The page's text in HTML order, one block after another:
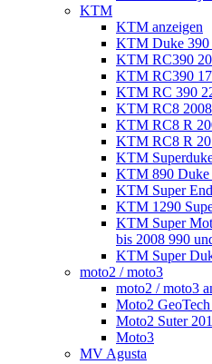
KTM
KTM anzeigen
KTM Duke 390
KTM RC390
KTM RC390
KTM RC 390
KTM RC8 2008
KTM RC8 R
KTM RC8 R
KTM
KTM 890 Duke
KTM Super
KTM 1290
KTM Super
bis 2008 990
KTM Super
moto2 / moto3
moto2 / moto3
Moto2
Moto2 Suter
Moto3
MV Agusta